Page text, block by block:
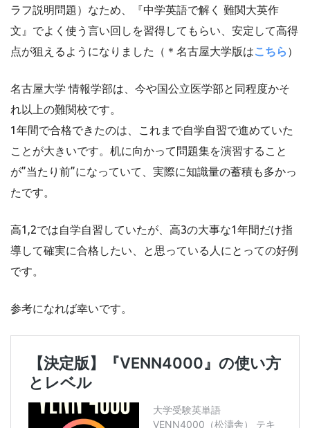
ラフ説明問題）なため、『中学英語で解く 難関大英作
文』でよく使う言い回しを習得してもらい、安定して高得
点が狙えるようになりました（＊名古屋大学版はこちら ）
名古屋大学 情報学部は、今や国公立医学部と同程度かそ
れ以上の難関校です。
1年間で合格できたのは、これまで自学自習で進めていた
ことが大きいです。机に向かって問題集を演習すること
が”当たり前”になっていて、実際に知識量の蓄積も多かっ
たです。
高1,2では自学自習していたが、高3の大事な1年間だけ指
導して確実に合格したい、と思っている人にとっての好例
です。
参考になれば幸いです。